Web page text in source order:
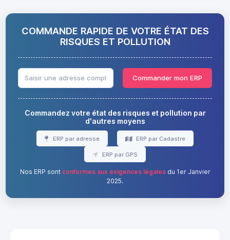
COMMANDE RAPIDE DE VOTRE ÉTAT DES
RISQUES ET POLLUTION
Commander mon ERP
Commandez votre état des risques et pollution par
d'autres moyens
ERP par adresse ERP par Cadastre
ERP par GPS
Nos ERP sont conformes aux exigences légalesdu 1er Janvier
2025.